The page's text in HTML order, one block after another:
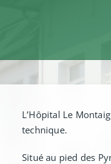
L’Hôpital Le
technique.
Situé au pied des